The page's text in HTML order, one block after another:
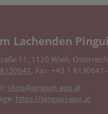
Lachenden
11, 1120 Wien, Österreich
, Fax: +43 1 8130641-
shop@pinguin-apo.at
https://pinguin-apo.at